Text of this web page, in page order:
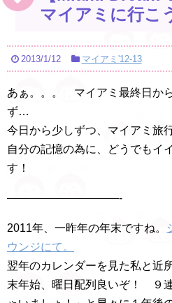
マイアミに行こ
2013/1/12 マイアミ'12-13
あぁ。。。 マイアミ最終日か
ず…
今日から少しずつ、マイアミ旅
自分の記憶の為に、どうでもイ
す！
——————————-
2011年、一昨年の年末ですね。
ウンジにて。
翌年のカレンダーを見た私と近
末年始、曜日配列良いぞ！ ９